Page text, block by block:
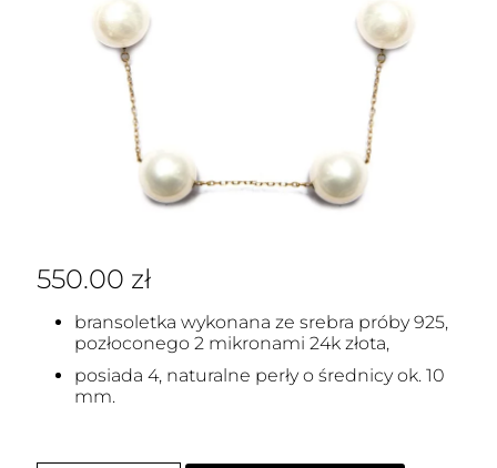
550.00 zł
bransoletka wykonana ze srebra próby 925,
pozłoconego 2 mikronami 24k złota,
posiada 4, naturalne perły o średnicy ok. 10
mm.